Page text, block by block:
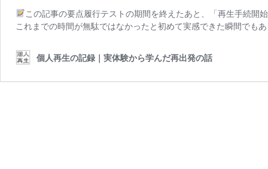
この記事の要点履行テストの期間を終えたあと、「再生手続開
これまでの時間が無駄ではなかったと初めて実感できた瞬間でも
個人再生の記録｜実体験から学んだ再出発の話